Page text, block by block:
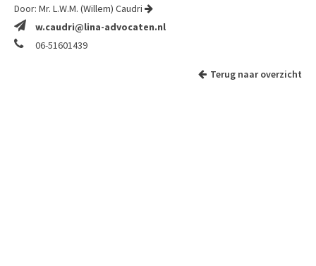
Door: Mr. L.W.M. (Willem) Caudri
w.caudri@lina-advocaten.nl
06-51601439
Terug naar overzicht